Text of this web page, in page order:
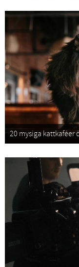
20 mysiga kattkaféer